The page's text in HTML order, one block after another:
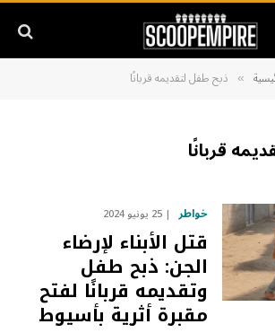
» ذبح طفل لتقديمه قربانًا
قربانًا
خواطر 25 يونيو 2024
قتل الأبناء لإرضاء
الجن: ذبح طفل
وتقديمه قربانًا لفتح
مقبرة أثرية بأسيوط